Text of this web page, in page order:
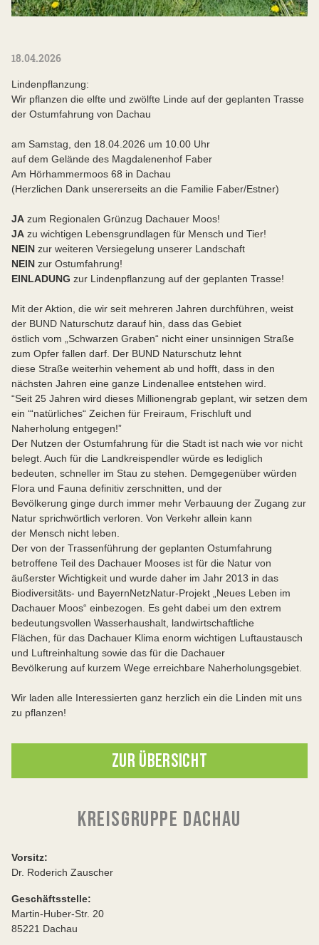
18.04.2026
Lindenpflanzung:
Wir pflanzen die elfte und zwölfte Linde auf der geplanten Trasse
der Ostumfahrung von Dachau
am Samstag, den 18.04.2026 um 10.00 Uhr
auf dem Gelände des Magdalenenhof Faber
Am Hörhammermoos 68 in Dachau
(Herzlichen Dank unsererseits an die Familie Faber/Estner)
JA zum Regionalen Grünzug Dachauer Moos!
JA zu wichtigen Lebensgrundlagen für Mensch und Tier!
NEIN zur weiteren Versiegelung unserer Landschaft
NEIN zur Ostumfahrung!
EINLADUNG zur Lindenpflanzung auf der geplanten Trasse!
Mit der Aktion, die wir seit mehreren Jahren durchführen, weist
der BUND Naturschutz darauf hin, dass das Gebiet
östlich vom „Schwarzen Graben“ nicht einer unsinnigen Straße
zum Opfer fallen darf. Der BUND Naturschutz lehnt
diese Straße weiterhin vehement ab und hofft, dass in den
nächsten Jahren eine ganze Lindenallee entstehen wird.
“Seit 25 Jahren wird dieses Millionengrab geplant, wir setzen dem
ein ‘“natürliches“ Zeichen für Freiraum, Frischluft und
Naherholung entgegen!”
Der Nutzen der Ostumfahrung für die Stadt ist nach wie vor nicht
belegt. Auch für die Landkreispendler würde es lediglich
bedeuten, schneller im Stau zu stehen. Demgegenüber würden
Flora und Fauna definitiv zerschnitten, und der
Bevölkerung ginge durch immer mehr Verbauung der Zugang zur
Natur sprichwörtlich verloren. Von Verkehr allein kann
der Mensch nicht leben.
Der von der Trassenführung der geplanten Ostumfahrung
betroffene Teil des Dachauer Mooses ist für die Natur von
äußerster Wichtigkeit und wurde daher im Jahr 2013 in das
Biodiversitäts- und BayernNetzNatur-Projekt „Neues Leben im
Dachauer Moos“ einbezogen. Es geht dabei um den extrem
bedeutungsvollen Wasserhaushalt, landwirtschaftliche
Flächen, für das Dachauer Klima enorm wichtigen Luftaustausch
und Luftreinhaltung sowie das für die Dachauer
Bevölkerung auf kurzem Wege erreichbare Naherholungsgebiet.
Wir laden alle Interessierten ganz herzlich ein die Linden mit uns
zu pflanzen!
ZUR ÜBERSICHT
KREISGRUPPE DACHAU
Vorsitz:
Dr. Roderich Zauscher
Geschäftsstelle:
Martin-Huber-Str. 20
85221 Dachau